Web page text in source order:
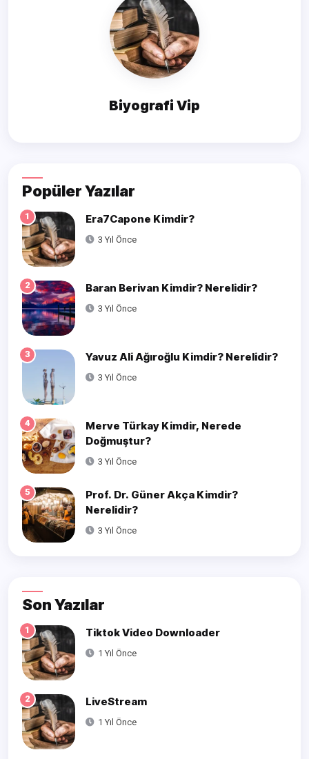
Biyografi Vip
Popüler Yazılar
1 Era7Capone Kimdir?
3 Yıl Önce
2 Baran Berivan Kimdir? Nerelidir?
3 Yıl Önce
3 Yavuz Ali Ağıroğlu Kimdir? Nerelidir?
3 Yıl Önce
4
Merve Türkay Kimdir, Nerede
Doğmuştur?
3 Yıl Önce
5
Prof. Dr. Güner Akça Kimdir?
Nerelidir?
3 Yıl Önce
Son Yazılar
1 Tiktok Video Downloader
1 Yıl Önce
2 LiveStream
1 Yıl Önce